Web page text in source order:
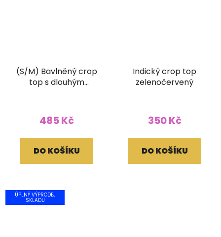
(S/M) Bavlněný crop
top s dlouhým
485 Kč
DO KOŠÍKU
Indický crop top
zelenočervený
350 Kč
DO KOŠÍKU
ÚPLNÝ VÝPRODEJ
SKLADU